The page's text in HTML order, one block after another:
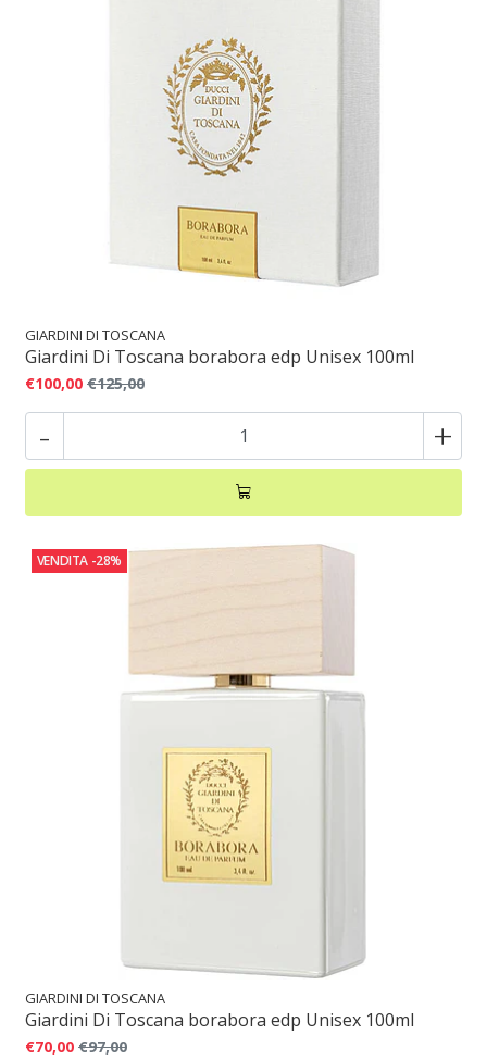
GIARDINI DI TOSCANA
Giardini Di Toscana borabora edp Unisex 100ml
€100,00 €125,00
- +
VENDITA -28%
GIARDINI DI TOSCANA
Giardini Di Toscana borabora edp Unisex 100ml
€70,00 €97,00